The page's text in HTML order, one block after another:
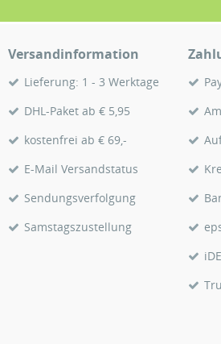
Versandinformation
Lieferung: 1 - 3 Werktage
DHL-Paket ab € 5,95
kostenfrei ab € 69,-
E-Mail Versandstatus
Sendungsverfolgung
Samstagszustellung